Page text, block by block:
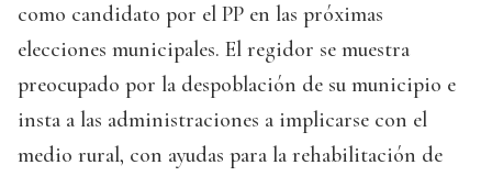
como candidato por el PP en las próximas
elecciones municipales. El regidor se muestra
preocupado por la despoblación de su municipio e
insta a las administraciones a implicarse con el
medio rural, con ayudas para la rehabilitación de